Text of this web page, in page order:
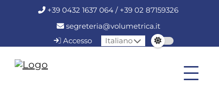
+39 0432 1637 064 / +39 02 87159326
segreteria@volumetrica.it
Accesso
Italiano